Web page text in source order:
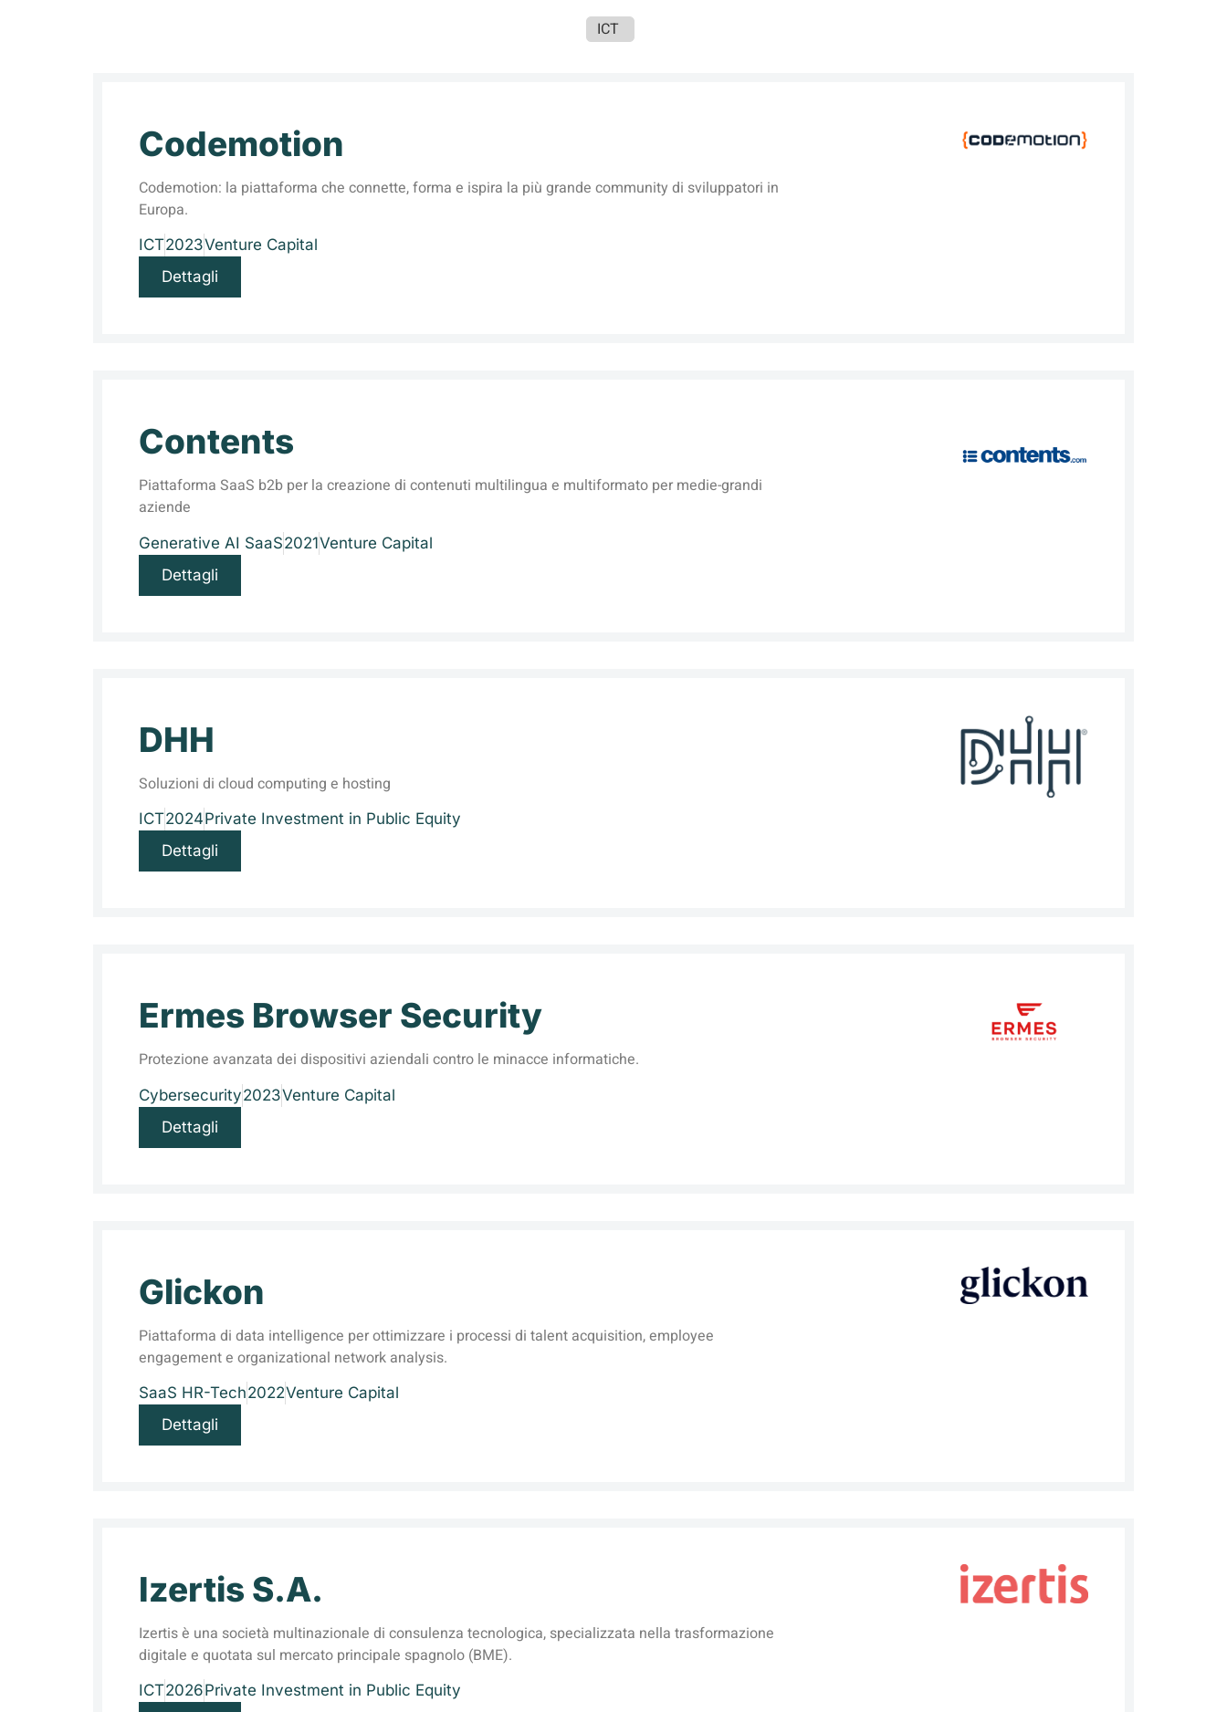
ICT
Codemotion
Codemotion: la piattaforma che connette, forma e ispira la più grande community di sviluppatori in
Europa.
ICT2023Venture Capital
Dettagli
Contents
Piattaforma SaaS b2b per la creazione di contenuti multilingua e multiformato per medie-grandi
aziende
Generative AI SaaS2021Venture Capital
Dettagli
DHH
Soluzioni di cloud computing e hosting
ICT2024Private Investment in Public Equity
Dettagli
Ermes Browser Security
Protezione avanzata dei dispositivi aziendali contro le minacce informatiche.
Cybersecurity2023Venture Capital
Dettagli
Glickon
Piattaforma di data intelligence per ottimizzare i processi di talent acquisition, employee
engagement e organizational network analysis.
SaaS HR-Tech2022Venture Capital
Dettagli
Izertis S.A.
Izertis è una società multinazionale di consulenza tecnologica, specializzata nella trasformazione
digitale e quotata sul mercato principale spagnolo (BME).
ICT2026Private Investment in Public Equity